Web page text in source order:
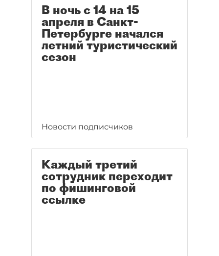
В ночь с 14 на 15
апреля в Санкт-
Петербурге начался
летний туристический
сезон
Новости подписчиков
Каждый третий
сотрудник переходит
по фишинговой
ссылке